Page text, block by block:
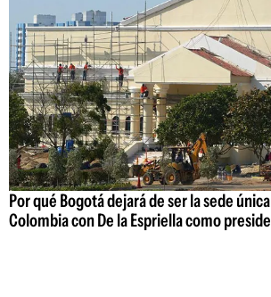
Por qué Bogotá dejará de ser la sede
Colombia con De la Espriella como